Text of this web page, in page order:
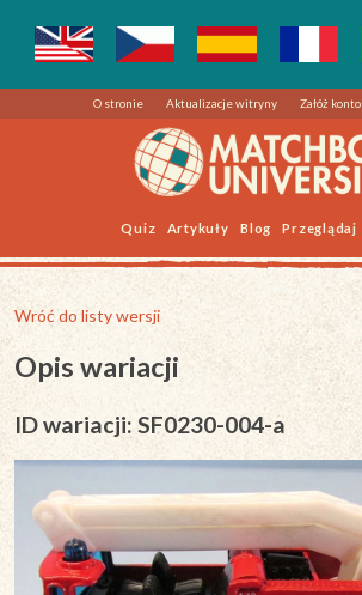
O stronie Aktualizacje witryny Załóż konto
Quiz Artykuły Blog Przeglądaj
Wróć do listy wersji
Opis wariacji
ID wariacji: SF0230-004-a